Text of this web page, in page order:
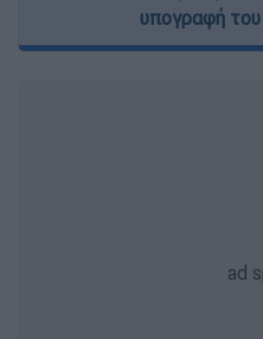
υπογραφή